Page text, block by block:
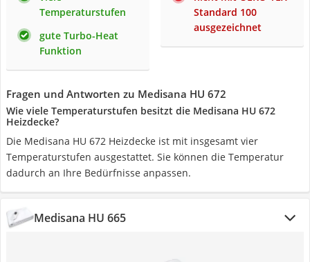
Temperaturstufen
gute Turbo-Heat
Funktion
Standard 100
ausgezeichnet
Fragen und Antworten zu Medisana HU 672
Wie viele Temperaturstufen besitzt die Medisana HU 672
Heizdecke?
Die Medisana HU 672 Heizdecke ist mit insgesamt vier
Temperaturstufen ausgestattet. Sie können die Temperatur
dadurch an Ihre Bedürfnisse anpassen.
Medisana HU 665